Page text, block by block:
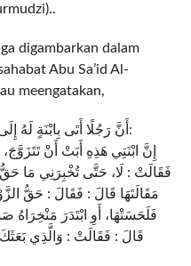
digambarkan dalam
Abu Sa’id Al-
meengatakan,
أَنَّ رَجُلًا أَتَى بِابْنَةٍ لَهُ إِلَى النَّبِيِّ صَلَّى اللهُ عَلَيْهِ وَسَلَّمَ فَقَالَ:
إِنَّ ابْنَتِي هَذِهِ أَبَتْ أَنْ
فَقَالَتْ : لَا، حَتَّى تُخْبِرَنِي مَا
مَقَالَتَهَا قَالَ : فَقَالَ : حَقُّ
فَلَحَسَتْهَا، أَوِ ابْتَدَرَ مَنْخِرَاهُ
قَالَ : فَقَالَتْ : وَالَّذِي بَعَثَكَ